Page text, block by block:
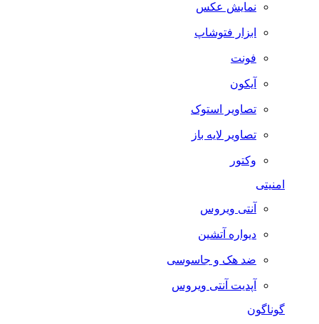
نمایش عکس
ابزار فتوشاپ
فونت
آیکون
تصاویر استوک
تصاویر لایه باز
وکتور
امنیتی
آنتی ویروس
دیواره آتشین
ضد هک و جاسوسی
آپدیت آنتی ویروس
گوناگون